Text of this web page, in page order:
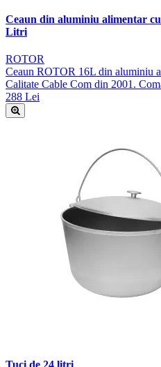
Ceaun din aluminiu alimentar
Litri
ROTOR
Ceaun ROTOR 16L din aluminiu
Calitate Cable Com din 2001.
288 Lei